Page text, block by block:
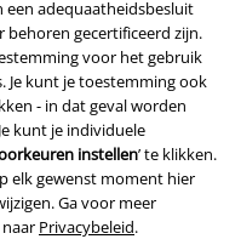
adequaatheidsbesluit
behoren gecertificeerd zijn.
voor het gebruik
Je kunt je toestemming ook
- in dat geval worden
kunt je individuele
instellen’ te klikken.
elk gewenst moment hier
Ga voor meer
Privacybeleid.